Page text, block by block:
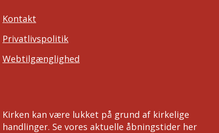
Kontakt
Privatlivspolitik
Webtilgænglighed
Kirken kan være lukket på grund af kirkelige
handlinger. Se vores aktuelle åbningstider her